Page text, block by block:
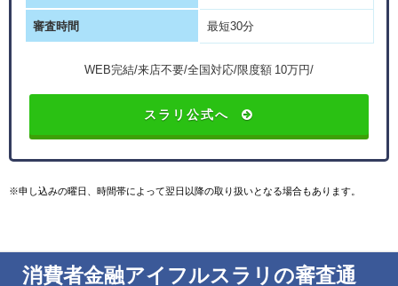
審査時間 最短30分
WEB完結/来店不要/全国対応/限度額 10万円/
スラリ公式へ
※申し込みの曜日、時間帯によって翌日以降の取り扱いとなる場合もあります。
消費者金融アイフルスラリの審査通